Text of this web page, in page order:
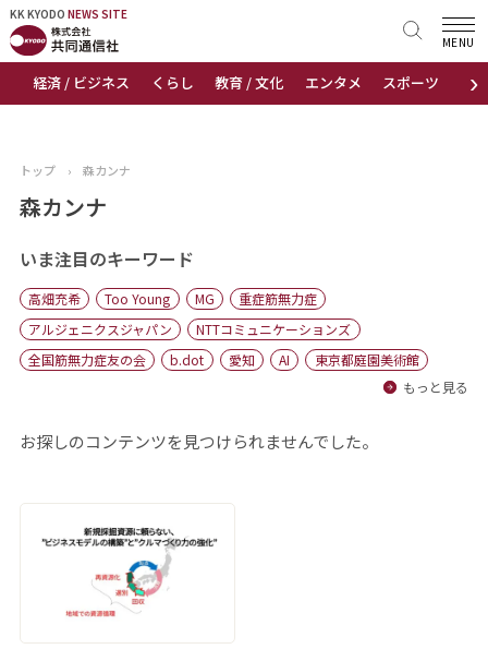
KK KYODO NEWS SITE
›
経済 / ビジネス くらし 教育 / 文化 エンタメ スポーツ 地域
MENU
KK KYODONEWS SITE
トップページ
ニュース
おすすめコンテンツ
出版物
会社概要
トップ › 森カンナ
森カンナ
いま注目のキーワード
高畑充希 Too Young MG
重症筋無力症
アルジェニクスジャパン
NTTコミュニケーションズ
全国筋無力症友の会
b.dot 愛知 AI
東京都庭園美術館
もっと見る
お探しのコンテンツを見つけられませんでした。